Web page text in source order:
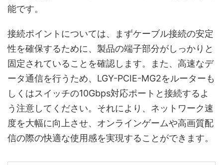
能です。
接続ポイントについては、まずケーブル接続の安定
性を確保するために、製品の端子部分がしっかりと
固定されていることを確認します。また、高速なデ
ータ通信を行うため、LGY-PCIE-MG2をルーターも
しくはスイッチの10Gbps対応ポートと接続するよ
う注意してください。それにより、ネットワーク速
度を大幅に向上させ、オンラインゲームや高画質配
信の際の快適な使用感を実現することができます。